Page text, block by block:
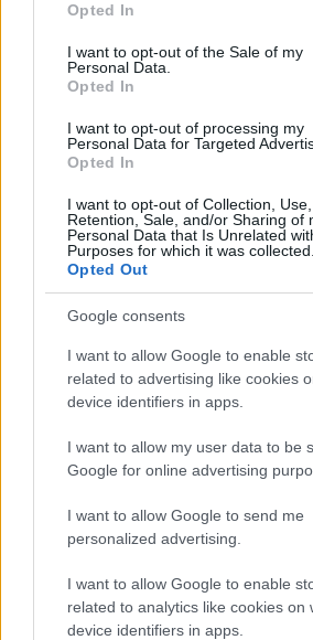
use your data for below specified
consent section.
Opted In
I want to opt-out of the Sale of my
Personal Data.
Opted In
I want to opt-out of processing my
Personal Data for Targeted
Opted In
I want to opt-out of Collection, Use,
Retention, Sale, and/or Sharing of
Personal Data that Is Unrelated
Purposes for which it was collected.
Opted Out
Google consents
I want to allow Google to enable
related to advertising like cookies
device identifiers in apps.
I want to allow my user data to be
Google for online advertising
I want to allow Google to send me
personalized advertising.
I want to allow Google to enable
related to analytics like cookies on
device identifiers in apps.
hogy függetlenkét elindul majd
önkormányzati választáson.
azzal kommentálta Dobos
köztudott a Nemzeti
(NER) Orbán Viktor rendszere.
szerkesztőségünkhöz is
pletykák, amelyek szerint
kormánypártokhoz közeledik,
KDNP-t emlegették fel.
nem olyan régen visszatért az
éppen a kecskeméti
nyilatkozta, hogy Dobos József
KDNP helyi szervezetének a
Harc a Széchenyivárosért –